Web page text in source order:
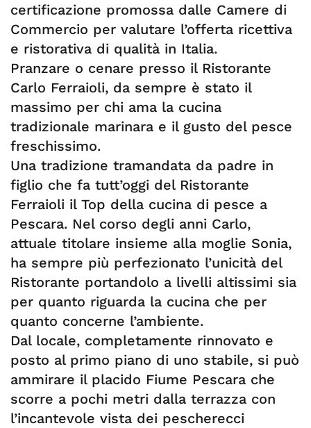
certificazione promossa dalle Camere di
Commercio per valutare l’offerta ricettiva
e ristorativa di qualità in Italia.
Pranzare o cenare presso il Ristorante
Carlo Ferraioli, da sempre è stato il
massimo per chi ama la cucina
tradizionale marinara e il gusto del pesce
freschissimo.
Una tradizione tramandata da padre in
figlio che fa tutt’oggi del Ristorante
Ferraioli il Top della cucina di pesce a
Pescara. Nel corso degli anni Carlo,
attuale titolare insieme alla moglie Sonia,
ha sempre più perfezionato l’unicità del
Ristorante portandolo a livelli altissimi sia
per quanto riguarda la cucina che per
quanto concerne l’ambiente.
Dal locale, completamente rinnovato e
posto al primo piano di uno stabile, si può
ammirare il placido Fiume Pescara che
scorre a pochi metri dalla terrazza con
l’incantevole vista dei pescherecci